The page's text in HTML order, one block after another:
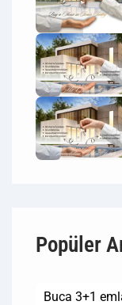
Popüler
Buca 3+1